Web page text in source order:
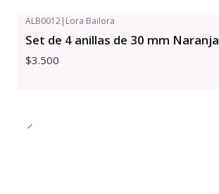
ALB0012| Lora Bailora
Set de 4 anillas de 30 mm Naranja
$3.500